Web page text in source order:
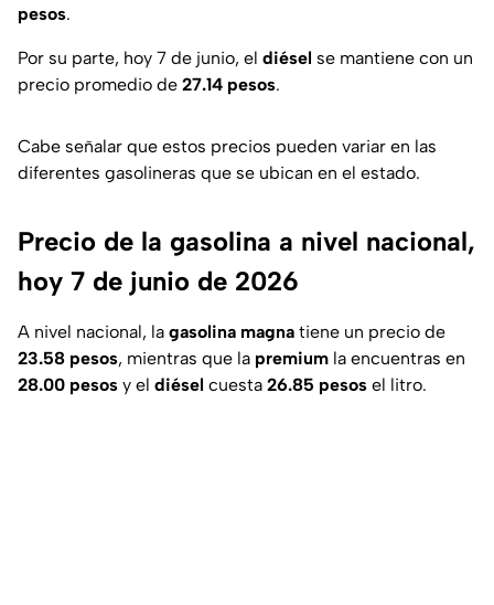
pesos.
Por su parte, hoy 7 de junio, el diésel se mantiene con un
precio promedio de 27.14 pesos.
Cabe señalar que estos precios pueden variar en las
diferentes gasolineras que se ubican en el estado.
Precio de la gasolina a nivel nacional,
hoy 7 de junio de 2026
A nivel nacional, la gasolina magna tiene un precio de
23.58 pesos, mientras que la premium la encuentras en
28.00 pesos y el diésel cuesta 26.85 pesos el litro.